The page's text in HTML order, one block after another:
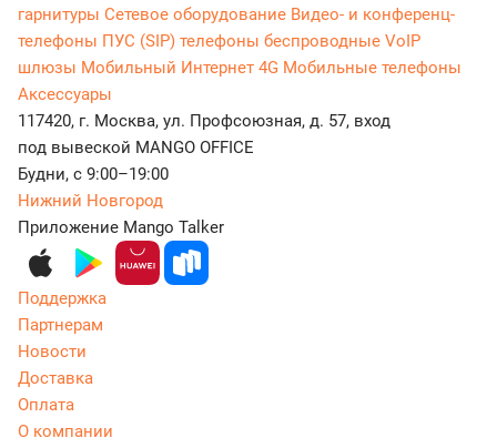
гарнитуры Сетевое оборудование Видео- и конференц-
телефоны ПУС (SIP) телефоны беспроводные VoIP
шлюзы Мобильный Интернет 4G Мобильные телефоны
Аксессуары
117420, г. Москва, ул. Профсоюзная, д. 57, вход
под вывеской MANGO OFFICE
Будни, с 9:00–19:00
Нижний Новгород
Приложение Mango Talker
Поддержка
Партнерам
Новости
Доставка
Оплата
О компании